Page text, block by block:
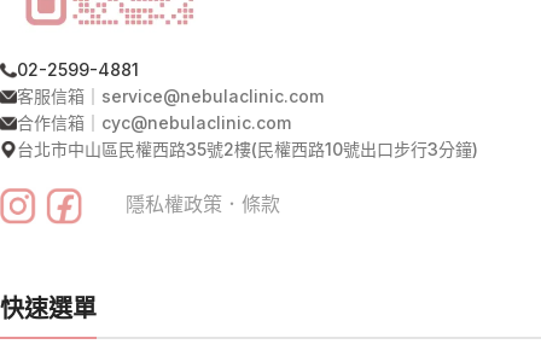
02-2599-4881
客服信箱｜service@nebulaclinic.com
合作信箱｜cyc@nebulaclinic.com
台北市中山區民權西路35號2樓(民權西路10號出口步行3分鐘)
隱私權政策 ． 條款
快速選單